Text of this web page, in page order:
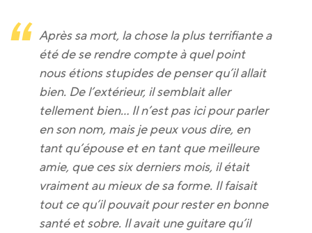
Après sa mort, la chose la plus terrifiante a
été de se rendre compte à quel point
nous étions stupides de penser qu’il allait
bien. De l’extérieur, il semblait aller
tellement bien… Il n’est pas ici pour parler
en son nom, mais je peux vous dire, en
tant qu’épouse et en tant que meilleure
amie, que ces six derniers mois, il était
vraiment au mieux de sa forme. Il faisait
tout ce qu’il pouvait pour rester en bonne
santé et sobre. Il avait une guitare qu’il